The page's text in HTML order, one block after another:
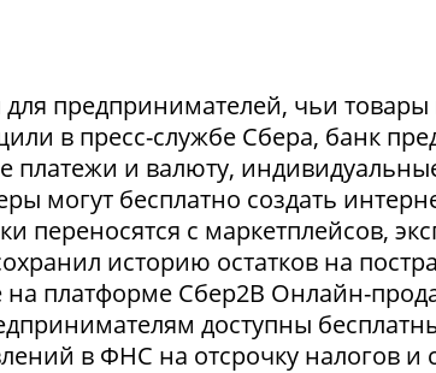
предпринимателей, чьи товары
в пресс-службе Сбера, банк
и валюту,
могут бесплатно создать
переносятся с маркетплейсов,
историю остатков на
на платформе Сбер2В Онлайн-
доступны
в ФНС на отсрочку налогов и